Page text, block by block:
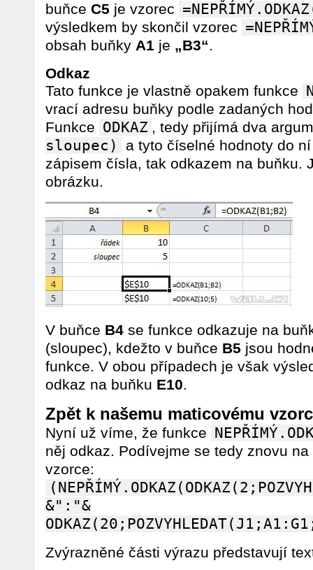
buňce C5 je vzorec
výsledkem by skončil vzorec
obsah buňky A1 je „B3“.
Odkaz
Tato funkce je vlastně opakem funkce
vrací adresu buňky podle zadaných
Funkce ODKAZ , tedy přijímá dva
sloupec)
a tyto číselné hodnoty do
zápisem čísla, tak odkazem na buňku.
obrázku.
V buňce B4 se funkce odkazuje na
(sloupec), kdežto v buňce B5 jsou
funkce. V obou případech je však
odkaz na buňku E10.
Zpět k našemu maticovému
Nyní už víme, že funkce
něj odkaz. Podívejme se tedy znovu
vzorce:
&":"&
Zvýrazněné části výrazu představují